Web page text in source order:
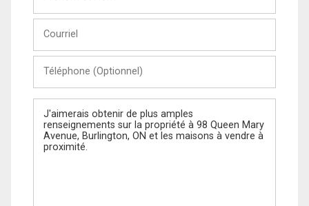
Nom
(Optionnel)
Message